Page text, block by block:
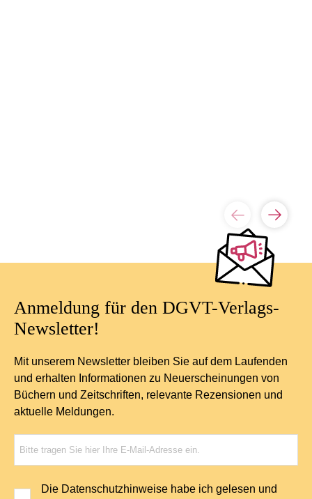
Anmeldung für den DGVT-Verlags-
Newsletter!
Mit unserem Newsletter bleiben Sie auf dem Laufenden
und erhalten Informationen zu Neuerscheinungen von
Büchern und Zeitschriften, relevante Rezensionen und
aktuelle Meldungen.
Die Datenschutzhinweise habe ich gelesen und